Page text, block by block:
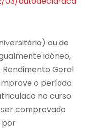
ou de
idôneo,
Geral
o período
no curso
comprovado
por